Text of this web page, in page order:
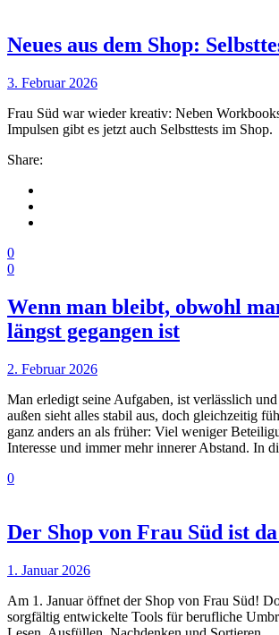
Neues aus dem Shop:
3. Februar 2026
Frau Süd war wieder kreativ: Neben
Impulsen gibt es jetzt auch Selbsttests im Shop.
Share:
0
0
Wenn man bleibt, obwohl
längst gegangen ist
2. Februar 2026
Man erledigt seine Aufgaben, ist verlässlich
außen sieht alles stabil aus, doch gleichzeitig
ganz anders an als früher: Viel weniger
Interesse und immer mehr innerer Abstand. In
0
Der Shop von Frau Süd ist
1. Januar 2026
Am 1. Januar öffnet der Shop von Frau Süd!
sorgfältig entwickelte Tools für berufliche